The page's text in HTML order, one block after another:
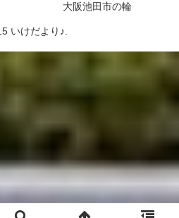
大阪池田市の輪
いけだより♪.